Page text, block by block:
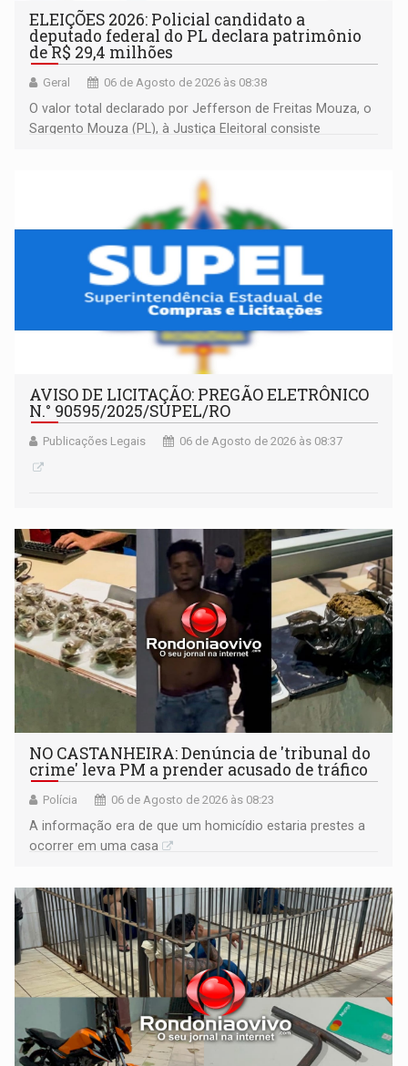
ELEIÇÕES 2026: Policial candidato a
deputado federal do PL declara patrimônio
de R$ 29,4 milhões
Geral 06 de Agosto de 2026 às 08:38
O valor total declarado por Jefferson de Freitas Mouza, o
Sargento Mouza (PL), à Justiça Eleitoral consiste
AVISO DE LICITAÇÃO: PREGÃO ELETRÔNICO
N.° 90595/2025/SUPEL/RO
Publicações Legais 06 de Agosto de 2026 às 08:37
NO CASTANHEIRA: ​Denúncia de 'tribunal do
crime' leva PM a prender acusado de tráfico
Polícia 06 de Agosto de 2026 às 08:23
A informação era de que um homicídio estaria prestes a
ocorrer em uma casa